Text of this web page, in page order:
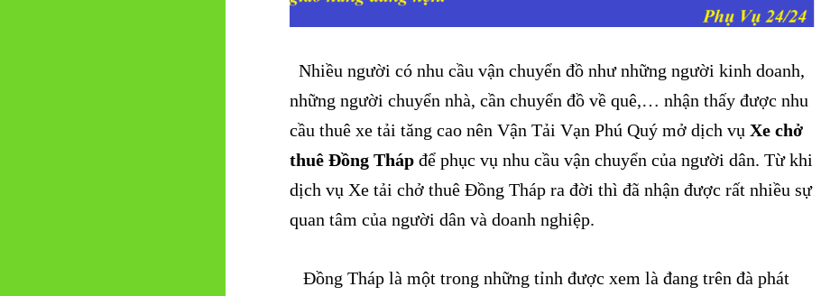
Nhiều người có nhu cầu vận chuyển đồ như những người kinh doanh,
những người chuyển nhà, cần chuyển đồ về quê,… nhận thấy được nhu
cầu thuê xe tải tăng cao nên Vận Tải Vạn Phú Quý mở dịch vụ Xe chở
thuê Đồng Tháp để phục vụ nhu cầu vận chuyển của người dân. Từ khi
dịch vụ Xe tải chở thuê Đồng Tháp ra đời thì đã nhận được rất nhiều sự
quan tâm của người dân và doanh nghiệp.
Đồng Tháp là một trong những tỉnh được xem là đang trên đà phát